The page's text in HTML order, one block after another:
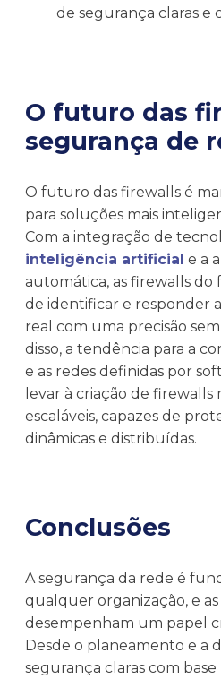
de segurança claras e
O futuro das
segurança de
O futuro das firewalls é
para soluções mais
Com a integração de
inteligência artificial e a
automática, as firewalls do
de identificar e responder
real com uma precisão
disso, a tendência para a
e as redes definidas por
levar à criação de firewalls
escaláveis, capazes de
dinâmicas e distribuídas.
Conclusões
A segurança da rede é
qualquer organização, e
desempenham um papel
Desde o planeamento e a
segurança claras com base